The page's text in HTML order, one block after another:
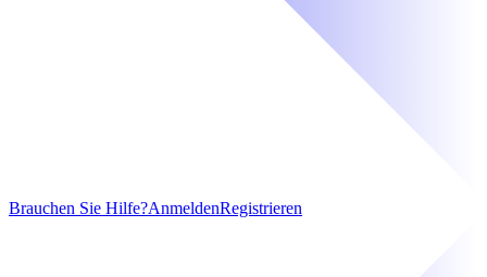
Brauchen Sie Hilfe?AnmeldenRegistrieren